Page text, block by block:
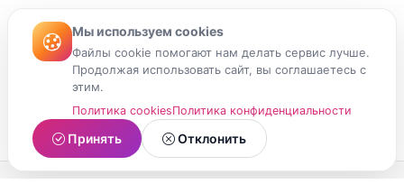
Мы используем cookies
Файлы cookie помогают нам делать сервис лучше.
Продолжая использовать сайт, вы соглашаетесь с
этим.
Политика cookiesПолитика конфиденциальности
Принять Отклонить